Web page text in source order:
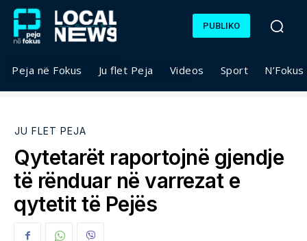
PUBLIKO
Peja në Fokus Ju flet Peja Videos Sport
JU FLET PEJA
Qytetarët raportojnë gjendje
të rënduar në varrezat e
qytetit të Pejës